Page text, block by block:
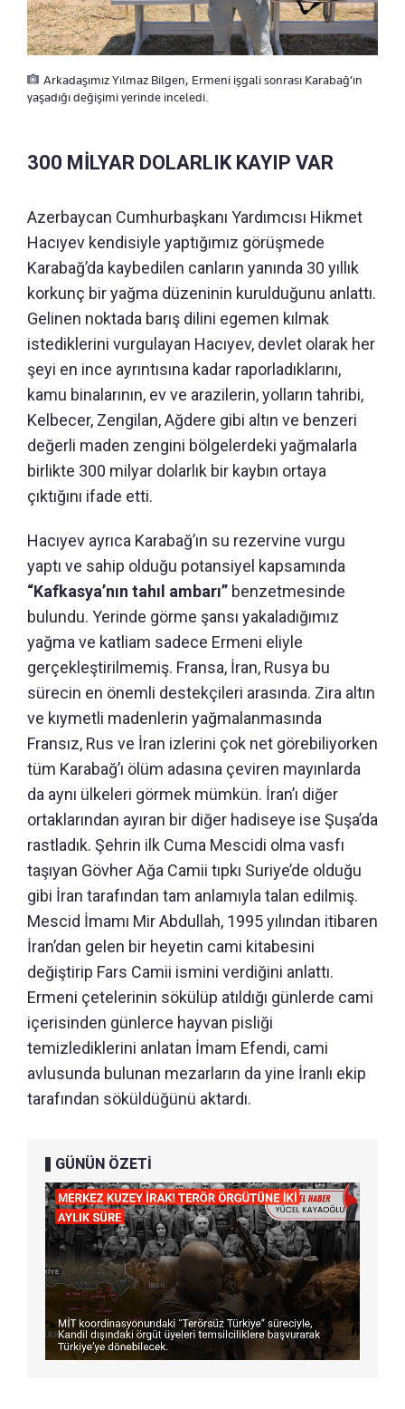
Arkadaşımız Yılmaz Bilgen, Ermeni işgali sonrası Karabağ’ın
yaşadığı değişimi yerinde inceledi.
300 MİLYAR DOLARLIK KAYIP VAR
Azerbaycan Cumhurbaşkanı Yardımcısı Hikmet
Hacıyev kendisiyle yaptığımız görüşmede
Karabağ’da kaybedilen canların yanında 30 yıllık
korkunç bir yağma düzeninin kurulduğunu anlattı.
Gelinen noktada barış dilini egemen kılmak
istediklerini vurgulayan Hacıyev, devlet olarak her
şeyi en ince ayrıntısına kadar raporladıklarını,
kamu binalarının, ev ve arazilerin, yolların tahribi,
Kelbecer, Zengilan, Ağdere gibi altın ve benzeri
değerli maden zengini bölgelerdeki yağmalarla
birlikte 300 milyar dolarlık bir kaybın ortaya
çıktığını ifade etti.
Hacıyev ayrıca Karabağ’ın su rezervine vurgu
yaptı ve sahip olduğu potansiyel kapsamında
“Kafkasya’nın tahıl ambarı” benzetmesinde
bulundu. Yerinde görme şansı yakaladığımız
yağma ve katliam sadece Ermeni eliyle
gerçekleştirilmemiş. Fransa, İran, Rusya bu
sürecin en önemli destekçileri arasında. Zira altın
ve kıymetli madenlerin yağmalanmasında
Fransız, Rus ve İran izlerini çok net görebiliyorken
tüm Karabağ’ı ölüm adasına çeviren mayınlarda
da aynı ülkeleri görmek mümkün. İran’ı diğer
ortaklarından ayıran bir diğer hadiseye ise Şuşa’da
rastladık. Şehrin ilk Cuma Mescidi olma vasfı
taşıyan Gövher Ağa Camii tıpkı Suriye’de olduğu
gibi İran tarafından tam anlamıyla talan edilmiş.
Mescid İmamı Mir Abdullah, 1995 yılından itibaren
İran’dan gelen bir heyetin cami kitabesini
değiştirip Fars Camii ismini verdiğini anlattı.
Ermeni çetelerinin sökülüp atıldığı günlerde cami
içerisinden günlerce hayvan pisliği
temizlediklerini anlatan İmam Efendi, cami
avlusunda bulunan mezarların da yine İranlı ekip
tarafından söküldüğünü aktardı.
GÜNÜN ÖZETİ